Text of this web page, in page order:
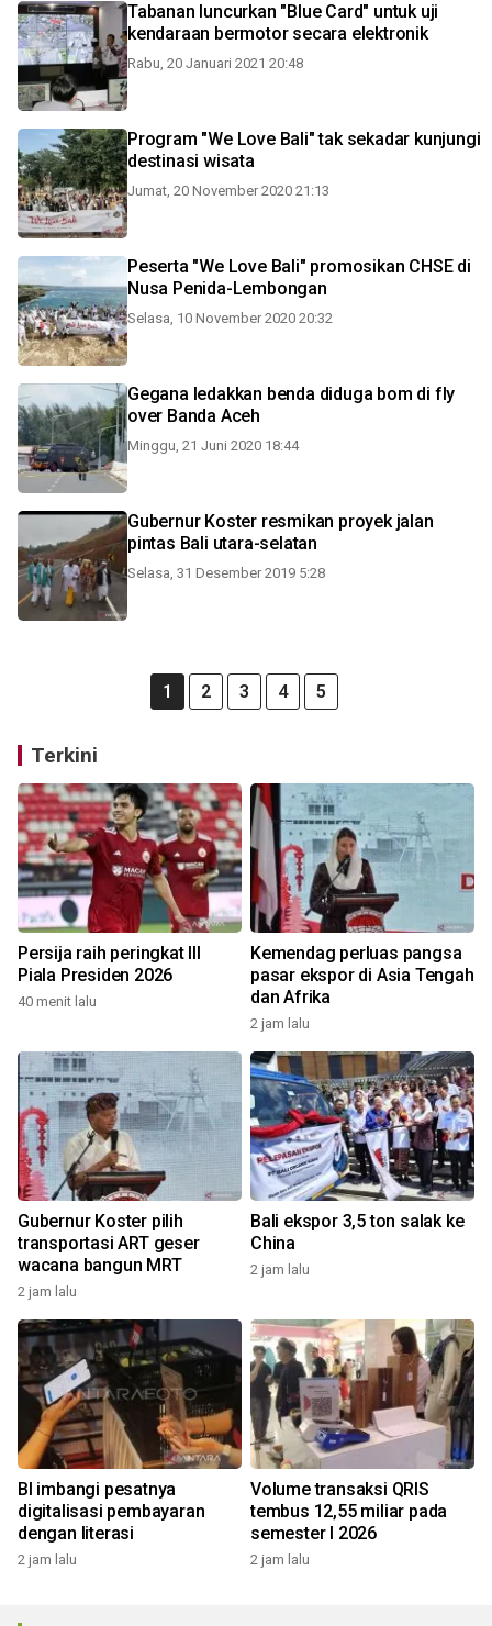
Tabanan luncurkan "Blue Card" untuk uji
kendaraan bermotor secara elektronik
Rabu, 20 Januari 2021 20:48
Program "We Love Bali" tak sekadar kunjungi
destinasi wisata
Jumat, 20 November 2020 21:13
Peserta "We Love Bali" promosikan CHSE di
Nusa Penida-Lembongan
Selasa, 10 November 2020 20:32
Gegana ledakkan benda diduga bom di fly
over Banda Aceh
Minggu, 21 Juni 2020 18:44
Gubernur Koster resmikan proyek jalan
pintas Bali utara-selatan
Selasa, 31 Desember 2019 5:28
1 2 3 4 5
Terkini
Persija raih peringkat III
Piala Presiden 2026
40 menit lalu
Kemendag perluas pangsa
pasar ekspor di Asia Tengah
dan Afrika
2 jam lalu
Gubernur Koster pilih
transportasi ART geser
wacana bangun MRT
2 jam lalu
Bali ekspor 3,5 ton salak ke
China
2 jam lalu
BI imbangi pesatnya
digitalisasi pembayaran
dengan literasi
2 jam lalu
Volume transaksi QRIS
tembus 12,55 miliar pada
semester I 2026
2 jam lalu